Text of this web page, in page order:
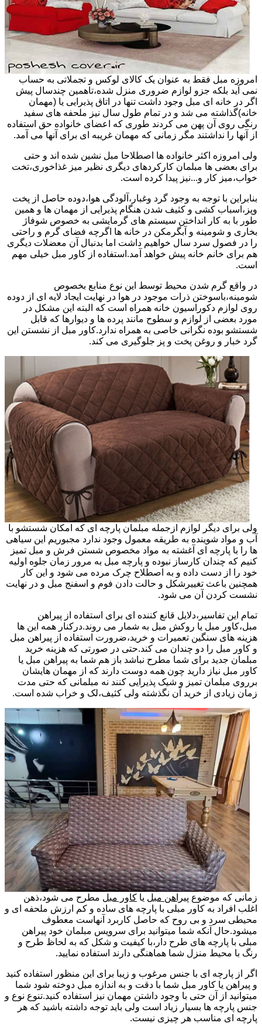
امروزه مبل فقط به عنوان یک کالای لوکس و تجملاتی به حساب
نمی آید بلکه جزو لوازم ضروری منزل شده،تاهمین چندسال پیش
اگر در خانه ای مبل وجود داشت تنها در اتاق پذیرایی یا (مهمان
خانه)گذاشته می شد و در تمام طول سال نیز ملحفه های سفید
رنگی روی آن پهن می کردند طوری که اعضای خانواده حق استفاده
از آنها را نداشتند مگر زمانی که مهمان غریبه ای برای آنها می آمد.
ولی امروزه اکثر خانواده ها اصطلاحا مبل نشین شده اند و حتی
برای بعضی ها مبلمان کارکردهای دیگری نظیر میز غذاخوری،تخت
خواب،میز کار و...نیز پیدا کرده است.
بنابراین با توجه به وجود گرد وغبار،آلودگی هوا،دوده حاصل از پخت
وپز،اسباب کشی و کثیف شدن هنگام پذیرایی از مهمان ها و همین
طور با به کار انداختن سیستم های گرمایشی به خصوص شوفاژ
بخاری و شومینه و آبگرمکن در خانه ها اگرچه فضای گرم و راحتی
را در فصول سرد سال خواهیم داشت اما بدنبال آن معضلات دیگری
هم برای خانم خانه پیش خواهد آمد.استفاده از کاور مبل خیلی مهم
است.
در واقع گرم شدن محیط توسط این نوع منابع بخصوص
شومینه،باسوختن ذرات موجود در هوا در نهایت ایجاد لایه ای از دوده
روی لوازم دکوراسیون خانه همراه است که البته این مشکل در
مورد بعضی از لوازم و سطوح مانند پرده ها و دیوارها که قابل
شستشو بوده نگرانی خاصی به همراه ندارد.کاور مبل از نشستن این
گرد خبار و روغن پخت و پز جلوگیری می کند.
ولی برای دیگر لوازم ازجمله مبلمان پارچه ای که امکان شستشو با
آب و مواد شوینده به طریقه معمول وجود ندارد مجبوریم این سیاهی
ها را با پارچه ای آغشته به مواد مخصوص شستن فرش و مبل تمیز
کنیم که چندان کارساز نبوده و پارچه مبل به مرور زمان جلوه اولیه
خود را از دست داده و به اصطلاح چرک مرده می شود و این کار
همچنین باعث تغییرشکل و حالت دادن فوم و اسفنج مبل و در نهایت
نشست کردن آن می شود.
تمام این تفاسیر،دلایل قانع کننده ای برای استفاده از پیراهن
مبل،کاور مبل یا روکش مبل به شمار می روند.درکنار همه این ها
هزینه های سنگین تعمیرات و خرید،ضرورت استفاده از پیراهن مبل
و کاور مبل را دو چندان می کند.حتی در صورتی که هزینه خرید
مبلمان جدید برای شما مطرح نباشد باز هم شما به پیراهن مبل یا
کاور مبل نیاز دارید چون همه دوست دارند که از مهمان هایشان
برروی مبلمان تمیز و شیک پذیرایی کنند نه مبلمانی که حتی مدت
زمان زیادی از خرید آن نگذشته ولی کثیف،لک و خراب شده است.
زمانی که موضوع پیراهن مبل یا کاور مبل مطرح می شود،ذهن
اغلب افراد به کاور مبلی با پارچه های ساده و کم ارزش ملحفه ای و
محیطی سرد و بی روح که حاصل کاربرد آنهاست معطوف
میشود.حال آنکه شما میتوانید برای سرویس مبلمان خود پیراهن
مبلی با پارچه های طرح دار،با کیفیت و شکل که به لحاظ طرح و
رنگ با محیط منزل شما هماهنگی دارند استفاده نمایید.
اگر از پارچه ای با جنس مرغوب و زیبا برای این منظور استفاده کنید
و پیراهن یا کاور مبل شما با دقت و به اندازه مبل دوخته شود شما
میتوانید از آن حتی با وجود داشتن مهمان نیز استفاده کنید.تنوع نوع و
جنس پارچه ها بسیار زیاد است ولی باید توجه داشته باشید که هر
پارچه ای مناسب هر چیزی نیست.